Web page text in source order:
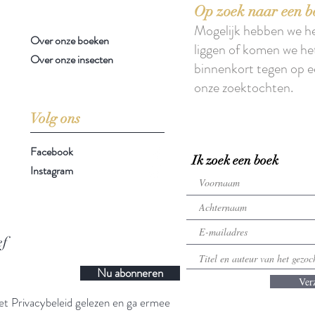
Volg ons
Op zoek naar een
Mogelijk hebben we
liggen of komen we
binnenkort tegen op
onze zoektochten.
Facebook
Instagram
Nu abonneren
Privacybeleid gelezen en ga ermee
Ik zoek een boek
Over onze boeken
Over onze insecten